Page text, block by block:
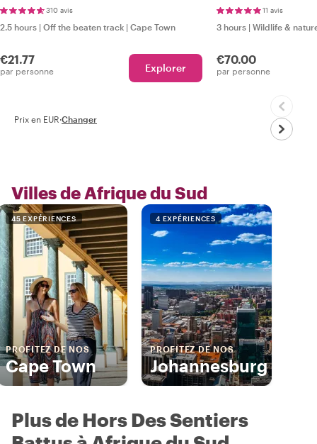
310 avis
2.5 hours | Off the beaten track | Cape Town
€21.77
par personne Explorer
11 avis
3 hours | Wildlife &
€70.00
par personne
Prix en EUR·Changer
Villes de Afrique du Sud
45 EXPÉRIENCES
PROFITEZ DE NOS
Cape Town
4 EXPÉRIENCES
PROFITEZ DE NOS
Johannesburg
Plus de Hors Des Sentiers